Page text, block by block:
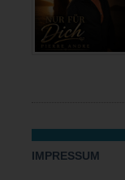
IMPRESSUM